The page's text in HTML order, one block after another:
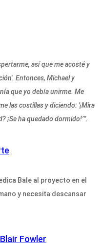
así que me acosté y
Entonces, Michael y
que yo debía unirme. Me
las costillas y diciendo: '¡Mira
¡Se ha quedado dormido!’”.
Bale al proyecto en el
y necesita descansar
Fowler